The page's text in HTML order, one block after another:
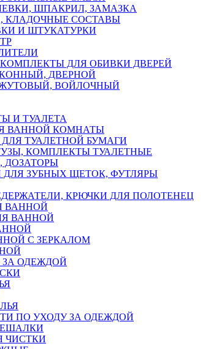
ШПАКРИЛ, ЗАМАЗКА
КЛАДОЧНЫЕ СОСТАВЫ
И ШТУКАТУРКИ
ДЛЯ ОБИВКИ ДВЕРЕЙ
ДВЕРНОЙ
ВОЙЛОЧНЫЙ
И ТУАЛЕТА
ВАННОЙ КОМНАТЫ
ТУАЛЕТНОЙ БУМАГИ
КОМПЛЕКТЫ ТУАЛЕТНЫЕ
ДЛЯ ЗУБНЫХ ЩЕТОК, ФУТЛЯРЫ
КРЮЧКИ ДЛЯ ПОЛОТЕНЕЦ
ВАННОЙ
ВАННОЙ
С ЗЕРКАЛОМ
ЗА ОДЕЖДОЙ
ПО УХОДУ ЗА ОДЕЖДОЙ
ЧИСТКИ